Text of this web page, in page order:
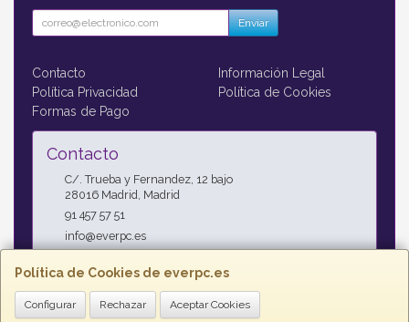
Política de Cookies de everpc.es
Configurar Rechazar Aceptar Cookies
Enviar
Contacto
Información Legal
Política Privacidad
Política de Cookies
Formas de Pago
Contacto
C/. Trueba y Fernandez, 12 bajo
28016 Madrid Madrid
91 457 57 51
info@everpc.es
Horario